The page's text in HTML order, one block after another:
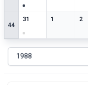
44
31
3speciella datum
10 speciella2
2
1988